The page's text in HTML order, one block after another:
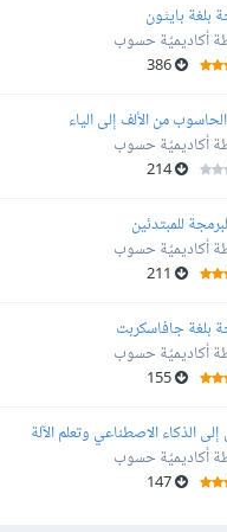
بلغة بايثون
أكاديميّة حسوب
من الألف إلى الياء
أكاديميّة حسوب
214
للمبتدئين
أكاديميّة حسوب
بلغة جافاسكربت
أكاديميّة حسوب
الذكاء الاصطناعي وتعلم الآلة
أكاديميّة حسوب